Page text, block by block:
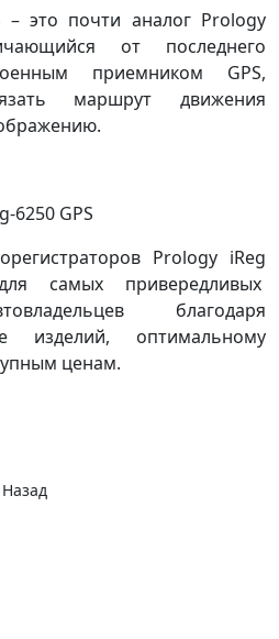
– это почти аналог Prology
от последнего
приемником GPS,
маршрут движения
6250 GPS
Prology iReg
самых привередливых
благодаря
изделий, оптимальному
ценам.
Назад